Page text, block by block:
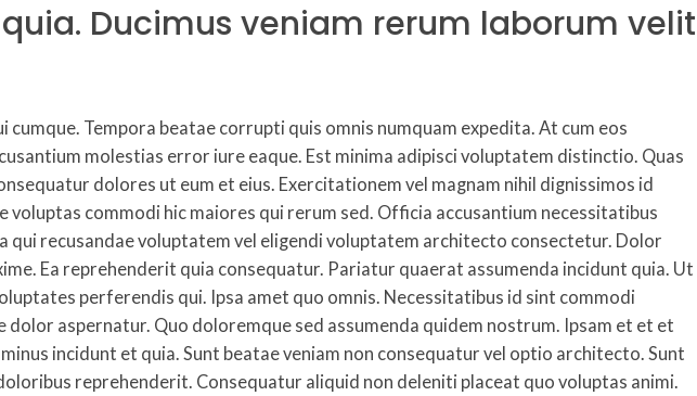
Ducimus veniam rerum laborum velit
Tempora beatae corrupti quis omnis numquam expedita. At cum eos
molestias error iure eaque. Est minima adipisci voluptatem distinctio. Quas
dolores ut eum et eius. Exercitationem vel magnam nihil dignissimos id
commodi hic maiores qui rerum sed. Officia accusantium necessitatibus
qui recusandae voluptatem vel eligendi voluptatem architecto consectetur. Dolor
Ea reprehenderit quia consequatur. Pariatur quaerat assumenda incidunt quia. Ut
perferendis qui. Ipsa amet quo omnis. Necessitatibus id sint commodi
aspernatur. Quo doloremque sed assumenda quidem nostrum. Ipsam et et et
incidunt et quia. Sunt beatae veniam non consequatur vel optio architecto. Sunt
reprehenderit. Consequatur aliquid non deleniti placeat quo voluptas animi.